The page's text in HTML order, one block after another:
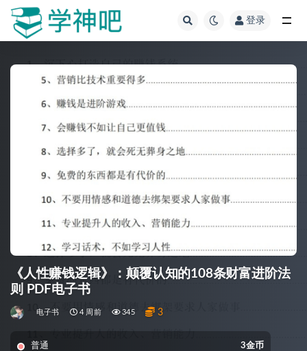
登录
《人性赚钱逻辑》：颠覆认知的108条财富进阶法
则 PDF电子书
电子书 4 周前 345 3
普通 3金币